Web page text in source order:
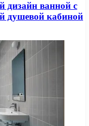
ванной с
душевой кабиной